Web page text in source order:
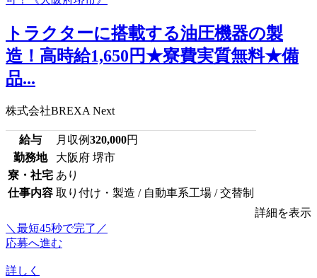
トラクターに搭載する油圧機器の製
造！高時給1,650円★寮費実質無料★備
品...
株式会社BREXA Next
給与 月収例320,000円
勤務地
大阪府 堺市
寮・社宅 あり
仕事内容 取り付け・製造 / 自動車系工場 / 交替制
詳細を表示
＼最短45秒で完了／
応募へ進む
詳しく